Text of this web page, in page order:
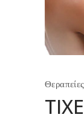
Θεραπείες